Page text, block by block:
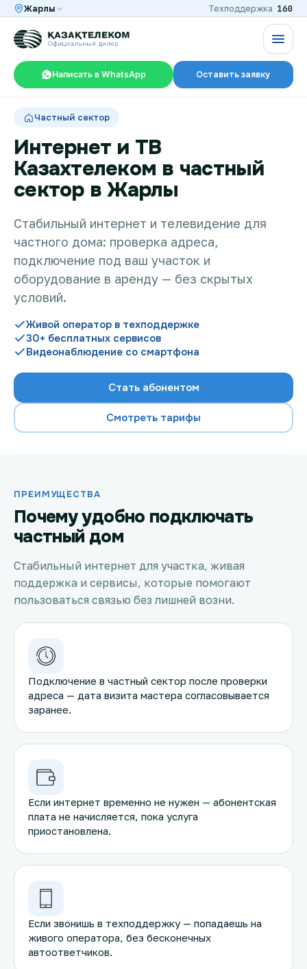
Жарлы Техподдержка 160
Написать в WhatsApp Оставить заявку
Интернет и ТВ в квартире
Интернет и ТВ в частном доме
Интернет в офис
TV+
Проверить возможность подключения
Проверить возможность подключения по названию
ЖК
Подключиться к КазахТелеком
Частный сектор
Интернет и ТВ
Казахтелеком в частный
сектор в Жарлы
Стабильный интернет и телевидение для
частного дома: проверка адреса,
подключение под ваш участок и
оборудование в аренду — без скрытых
условий.
Живой оператор в техподдержке
30+ бесплатных сервисов
Видеонаблюдение со смартфона
Стать абонентом
Смотреть тарифы
ПРЕИМУЩЕСТВА
Почему удобно подключать
частный дом
Стабильный интернет для участка, живая
поддержка и сервисы, которые помогают
пользоваться связью без лишней возни.
Подключение в частный сектор после проверки
адреса — дата визита мастера согласовывается
заранее.
Если интернет временно не нужен — абонентская
плата не начисляется, пока услуга
приостановлена.
Если звонишь в техподдержку — попадаешь на
живого оператора, без бесконечных
автоответчиков.